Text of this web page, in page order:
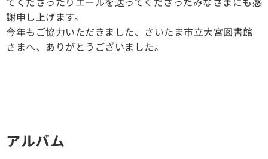
謝申し上げます。
今年もご協力いただきました、さいたま市立大宮図書館
さまへ、ありがとうございました。
アルバム